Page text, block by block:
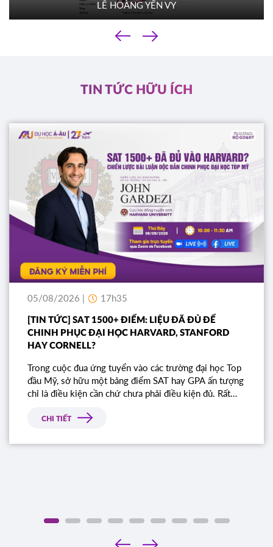
Mỹ TACOMA COMMUNITY COLLEGE
LÊ HOÀNG YẾN VY
‹
›
TIN TỨC HỮU ÍCH
05/08/2026 | 17h35
[TIN TỨC] SAT 1500+ ĐIỂM: LIỆU ĐÃ ĐỦ ĐỂ
CHINH PHỤC ĐẠI HỌC HARVARD, STANFORD
HAY CORNELL?
Trong cuộc đua ứng tuyển vào các trường đại học Top
đầu Mỹ, sở hữu một bảng điểm SAT hay GPA ấn tượng
chỉ là điều kiện cần chứ chưa phải điều kiện đủ. Rất
bị từ chối chỉ vì bài luận thiếu chiều sâu. Đâu là tiêu
tìm kiếm?
CHI TIẾT
‹